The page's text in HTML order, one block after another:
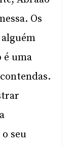
Os
é uma
seu